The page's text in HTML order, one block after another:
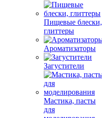
Пищевые блески,
глиттеры
Ароматизаторы
Загустители
Мастика, пасты
для